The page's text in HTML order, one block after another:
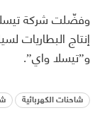
وفضّلت شركة
و”تيسلا واي”.
شاحنات الكهربائية